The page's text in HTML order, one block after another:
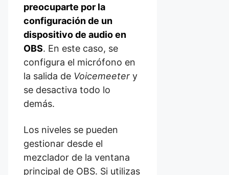
preocuparte por la
configuración de un
dispositivo de audio en
OBS. En este caso, se
configura el micrófono en
la salida de Voicemeeter y
se desactiva todo lo
demás.
Los niveles se pueden
gestionar desde el
mezclador de la ventana
principal de OBS. Si utilizas